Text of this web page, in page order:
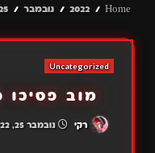
Home
2022 נובמבר
Uncategorized
מוב פסיכו 100 עונה 3 פרק 8
רקי נובמבר 25, 2022